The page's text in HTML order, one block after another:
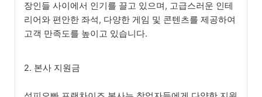
장인들 사이에서 인기를 끌고 있으며, 고급스러운 인테
리어와 편안한 좌석, 다양한 게임 및 콘텐츠를 제공하여
고객 만족도를 높이고 있습니다.
2. 본사 지원금